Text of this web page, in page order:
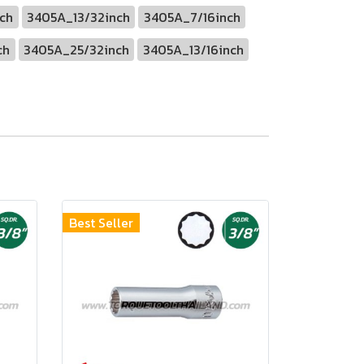
3405A_13/32inch
3405A_7/16inch
3405A_25/32inch
3405A_13/16inch
Best Seller